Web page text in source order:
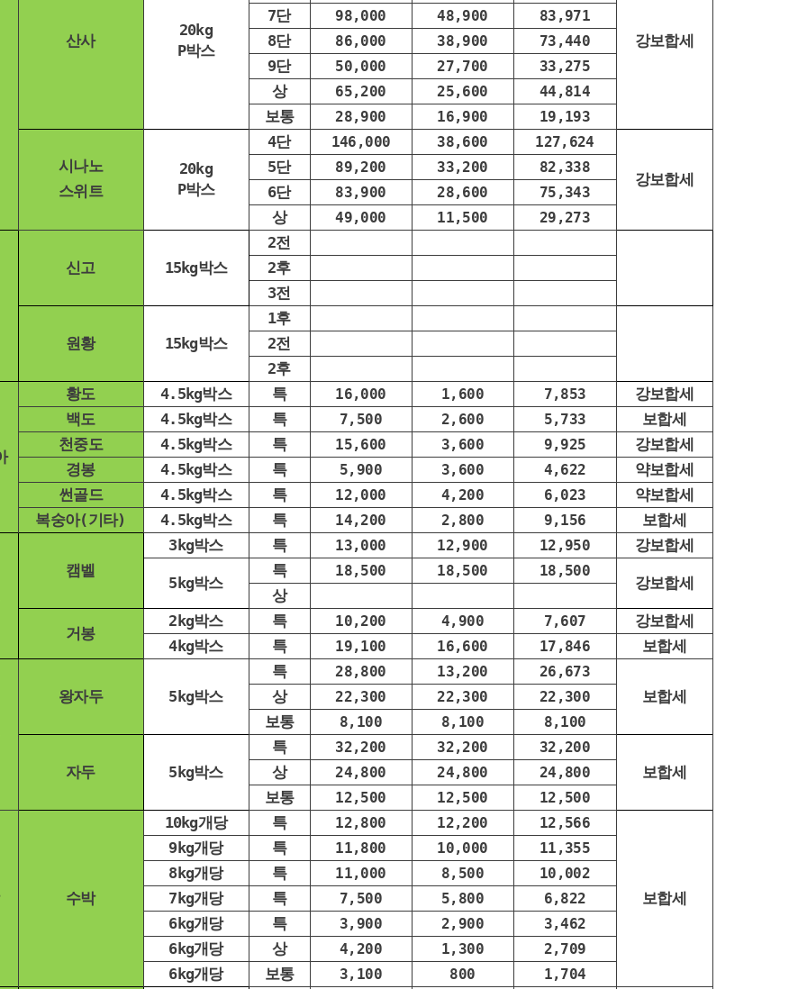
산사
20kg
P박스
강보합세
7단 98,000 48,900 83,971
8단 86,000 38,900 73,440
9단 50,000 27,700 33,275
상 65,200 25,600 44,814
보통 28,900 16,900 19,193
20kg
P박스
4단 146,000 38,600 127,624
강보합세
시나노 5단 89,200 33,200 82,338
스위트 6단 83,900 28,600 75,343
상 49,000 11,500 29,273
신고 15kg박스
2전
2후
3전
원황 15kg박스
1후
2전
2후
황도 4.5kg박스 특 16,000 1,600 7,853
강보합세
백도
4.5kg박스 특 7,500 2,600 5,733
보합세
천중도
4.5kg박스 특 15,600 3,600 9,925
강보합세
경봉
4.5kg박스 특 5,900 3,600 4,622
약보합세
썬골드
4.5kg박스 특 12,000 4,200 6,023
약보합세
복숭아(기타)
4.5kg박스 특 14,200 2,800 9,156 보합세
캠벨
3kg박스 특 13,000 12,900 12,950 강보합세
5kg박스
특 18,500 18,500 18,500
강보합세
상
거봉
2kg박스 특 10,200 4,900 7,607
강보합세
4kg박스
특 19,100 16,600 17,846 보합세
왕자두 5kg박스
특 28,800 13,200 26,673
보합세
상 22,300 22,300 22,300
보통 8,100 8,100 8,100
자두 5kg박스
특 32,200 32,200 32,200
보합세
상 24,800 24,800 24,800
보통 12,500 12,500 12,500
수박
10kg개당 특 12,800 12,200 12,566
보합세
9kg개당 특 11,800 10,000 11,355
8kg개당 특 11,000 8,500 10,002
7kg개당 특 7,500 5,800 6,822
6kg개당 특 3,900 2,900 3,462
6kg개당 상 4,200 1,300 2,709
6kg개당 보통 3,100 800 1,704